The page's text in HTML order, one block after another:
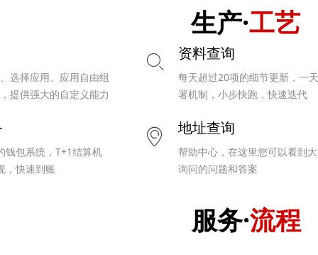
生产·工艺
选择应用、应用自由组
提供强大的自定义能力
资料查询
每天超过20项的细节更新，一
署机制，小步快跑，快速迭代
ꄙ
钱包系统，T+1结算机
，快速到账
地址查询
帮助中心，在这里您可以看到
询问的问题和答案
ꀷ
服务·流程